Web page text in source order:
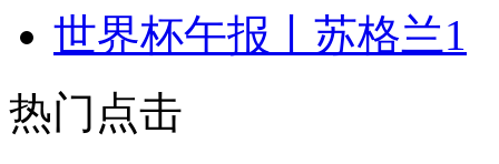
世界杯午报丨苏格兰1
热门点击